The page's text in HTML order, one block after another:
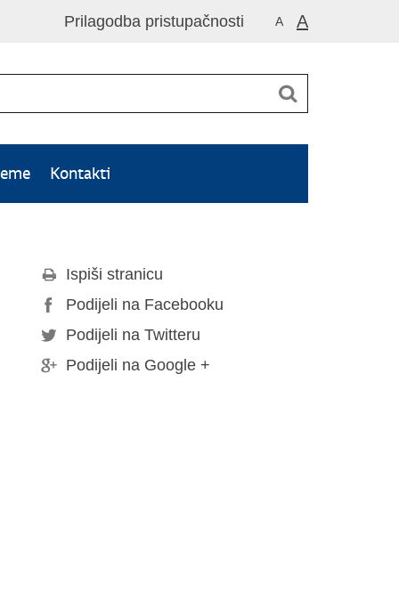
A A
Prilagodba pristupačnosti
Kontakti
Ispiši stranicu
Podijeli na Facebooku
Podijeli na Twitteru
Podijeli na Google +